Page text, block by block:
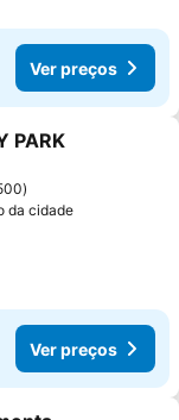
Ver preços
favoritos
PARK
da cidade
Ver preços